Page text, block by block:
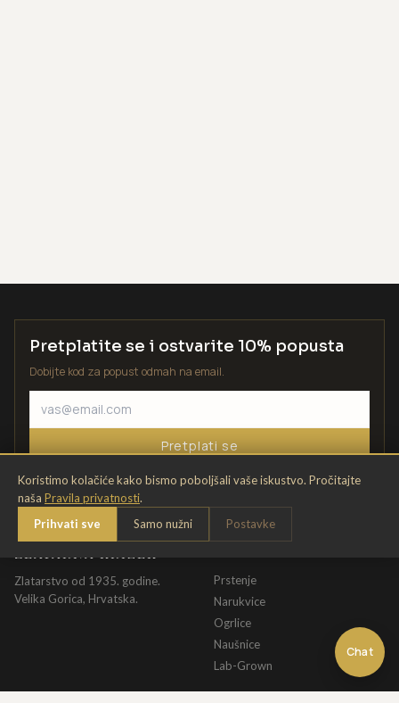
Chat
Koristimo kolačiće kako bismo poboljšali vaše iskustvo. Pročitajte
naša Pravila privatnosti.
Prihvati sve
Samo nužni Postavke
Pretplatite se i ostvarite 10% popusta
Dobijte kod za popust odmah na email.
Pretplati se
Zlatarstvo od 1935. godine.
Velika Gorica, Hrvatska.
Prstenje
Narukvice
Ogrlice
Naušnice
Lab-Grown